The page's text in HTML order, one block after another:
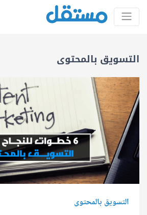
التسويق بالمحتوى
التسويق بالمحتوى